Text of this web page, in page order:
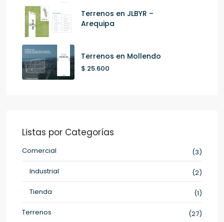
Terrenos en JLBYR –
Arequipa
Terrenos en Mollendo
$ 25.600
Listas por Categorías
Comercial
(3)
Industrial
(2)
Tienda
(1)
Terrenos
(27)